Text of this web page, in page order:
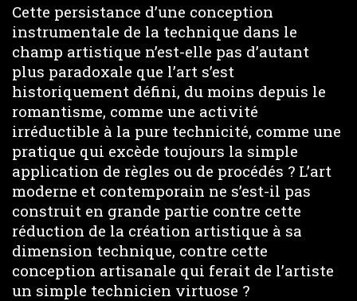
Cette persistance d’une conception
instrumentale de la technique dans le
champ artistique n’est-elle pas d’autant
plus paradoxale que l’art s’est
historiquement défini, du moins depuis le
romantisme, comme une activité
irréductible à la pure technicité, comme une
pratique qui excède toujours la simple
application de règles ou de procédés ? L’art
moderne et contemporain ne s’est-il pas
construit en grande partie contre cette
réduction de la création artistique à sa
dimension technique, contre cette
conception artisanale qui ferait de l’artiste
un simple technicien virtuose ?